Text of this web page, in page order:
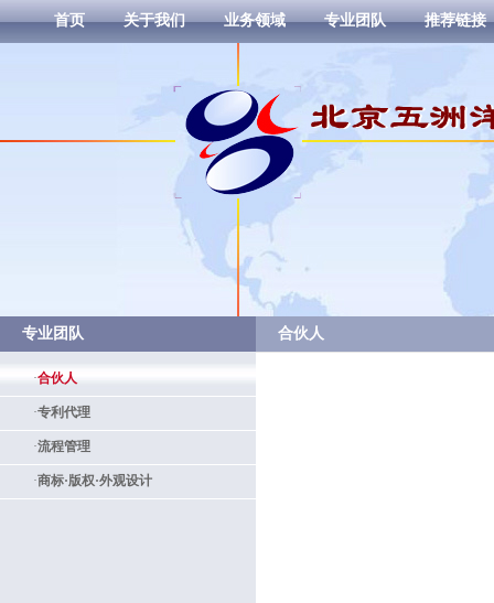
首页 关于我们 业务领域 专业团队 推荐链接
专业团队
·合伙人
·专利代理
·流程管理
·商标·版权·外观设计
合伙人